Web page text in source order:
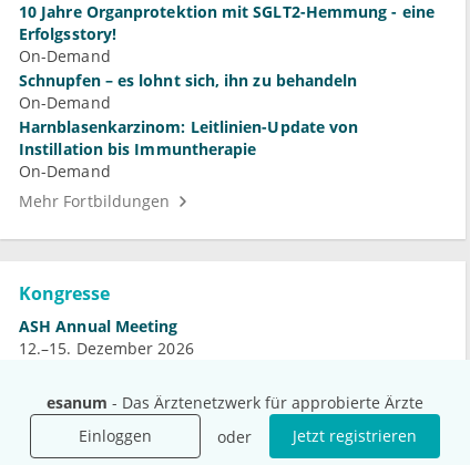
esanum - Das Ärztenetzwerk für approbierte Ärzte
Einloggen
oder Jetzt registrieren
10 Jahre Organprotektion mit SGLT2-Hemmung - eine
Erfolgsstory!
On-Demand
Schnupfen – es lohnt sich, ihn zu behandeln
On-Demand
Harnblasenkarzinom: Leitlinien-Update von
Instillation bis Immuntherapie
On-Demand
Mehr Fortbildungen
Kongresse
ASH Annual Meeting
12.–15. Dezember 2026
4.–7. November 2026
Jahrestagung der DGHO
9.–12. Oktober 2026